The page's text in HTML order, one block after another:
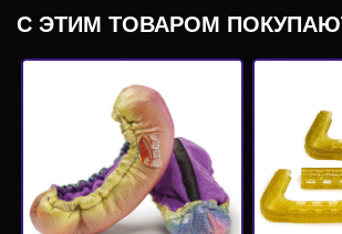
С ЭТИМ ТОВАРОМ